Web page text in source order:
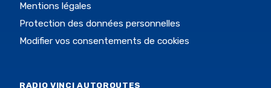
Mentions légales
Protection des données personnelles
Modifier vos consentements de cookies
RADIO VINCI AUTOROUTES